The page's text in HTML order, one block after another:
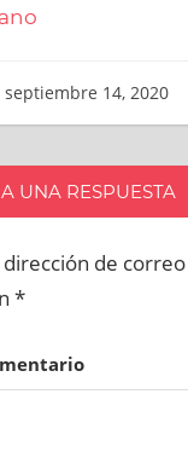
septiembre 14, 2020
UNA RESPUESTA
dirección de
*